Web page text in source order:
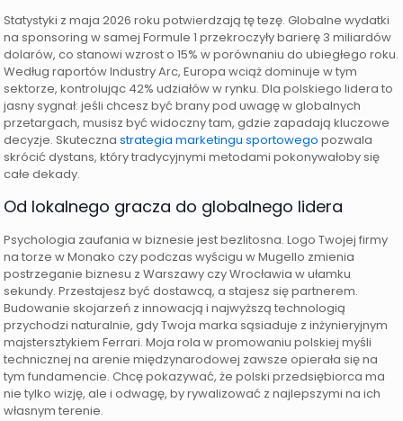
Statystyki z maja 2026 roku potwierdzają tę tezę. Globalne wydatki
na sponsoring w samej Formule 1 przekroczyły barierę 3 miliardów
dolarów, co stanowi wzrost o 15% w porównaniu do ubiegłego roku.
Według raportów Industry Arc, Europa wciąż dominuje w tym
sektorze, kontrolując 42% udziałów w rynku. Dla polskiego lidera to
jasny sygnał: jeśli chcesz być brany pod uwagę w globalnych
przetargach, musisz być widoczny tam, gdzie zapadają kluczowe
decyzje. Skutecznastrategia marketingu sportowego pozwala
skrócić dystans, który tradycyjnymi metodami pokonywałoby się
całe dekady.
Od lokalnego gracza do globalnego lidera
Psychologia zaufania w biznesie jest bezlitosna. Logo Twojej firmy
na torze w Monako czy podczas wyścigu w Mugello zmienia
postrzeganie biznesu z Warszawy czy Wrocławia w ułamku
sekundy. Przestajesz być dostawcą, a stajesz się partnerem.
Budowanie skojarzeń z innowacją i najwyższą technologią
przychodzi naturalnie, gdy Twoja marka sąsiaduje z inżynieryjnym
majstersztykiem Ferrari. Moja rola w promowaniu polskiej myśli
technicznej na arenie międzynarodowej zawsze opierała się na
tym fundamencie. Chcę pokazywać, że polski przedsiębiorca ma
nie tylko wizję, ale i odwagę, by rywalizować z najlepszymi na ich
własnym terenie.